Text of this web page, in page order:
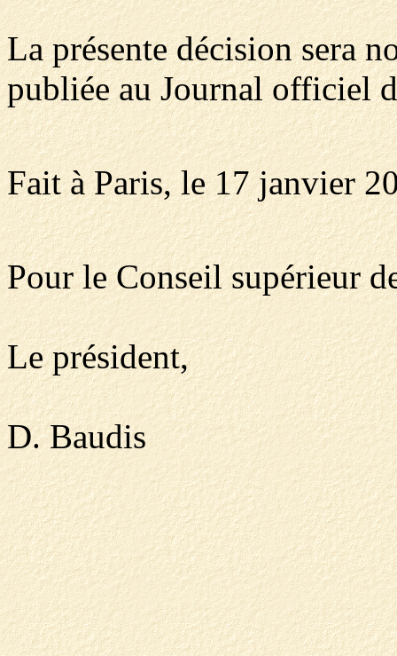
La présente décision sera
publiée au Journal officiel
Fait à Paris, le 17 janvier
Pour le Conseil supérieur
Le président,
D. Baudis